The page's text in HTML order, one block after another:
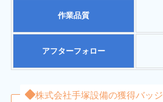
作業品質
アフターフォロー
株式会社手塚設備の獲得バッジ